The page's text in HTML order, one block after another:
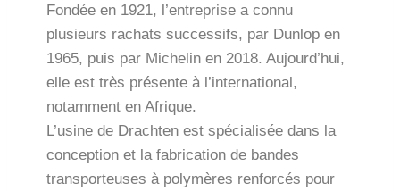
Fondée en 1921, l’entreprise a connu
plusieurs rachats successifs, par Dunlop en
1965, puis par Michelin en 2018. Aujourd’hui,
elle est très présente à l’international,
notamment en Afrique.
L’usine de Drachten est spécialisée dans la
conception et la fabrication de bandes
transporteuses à polymères renforcés pour